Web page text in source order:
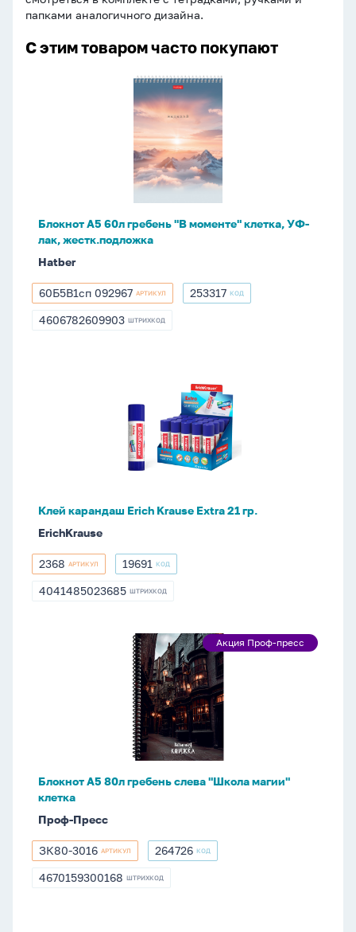
папками аналогичного дизайна.
С этим товаром часто покупают
лак,
жестк.подложка
Блокнот А5 60л гребень "В моменте" клетка, УФ-
лак, жестк.подложка
Hatber
60Б5В1сп
092967
60Б5В1сп 092967 АРТИКУЛ 253317
253317 КОД
4606782609903
4606782609903 ШТРИХКОД
Клей карандаш Erich Krause Extra 21 гр.
ErichKrause
2368
2368 АРТИКУЛ 19691
19691 КОД
4041485023685
4041485023685 ШТРИХКОД
Акция
Акция Проф-пресс
Блокнот А5 80л гребень слева "Школа магии"
клетка
Проф-Пресс
ЗК80-
3016
ЗК80-3016 АРТИКУЛ 264726
264726 КОД
4670159300168
4670159300168 ШТРИХКОД